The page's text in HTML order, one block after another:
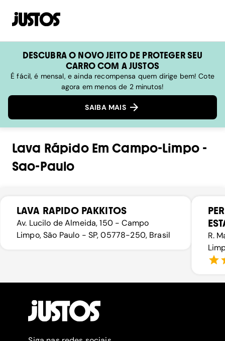
DESCUBRA O NOVO JEITO DE PROTEGER SEU
CARRO COM A JUSTOS
É fácil, é mensal, e ainda recompensa quem dirige bem! Cote
agora em menos de 2 minutos!
SAIBA MAIS
Lava RápidoEmCampo-Limpo-
Sao-Paulo
LAVA RAPIDO PAKKITOS
Av. Lucilo de Almeida, 150 - Campo
Limpo, São Paulo - SP, 05778-250, Brasil
R.